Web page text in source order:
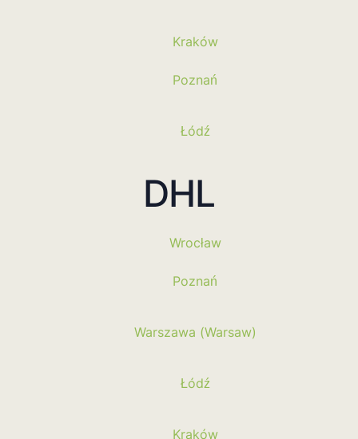
Kraków
Poznań
Łódź
DHL
Wrocław
Poznań
Warszawa (Warsaw)
Łódź
Kraków